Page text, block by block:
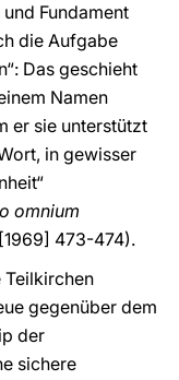
Fundament
die Aufgabe
Das geschieht
Namen
er sie unterstützt
in gewisser
omnium
473-474).
Teilkirchen
gegenüber dem
der
sichere